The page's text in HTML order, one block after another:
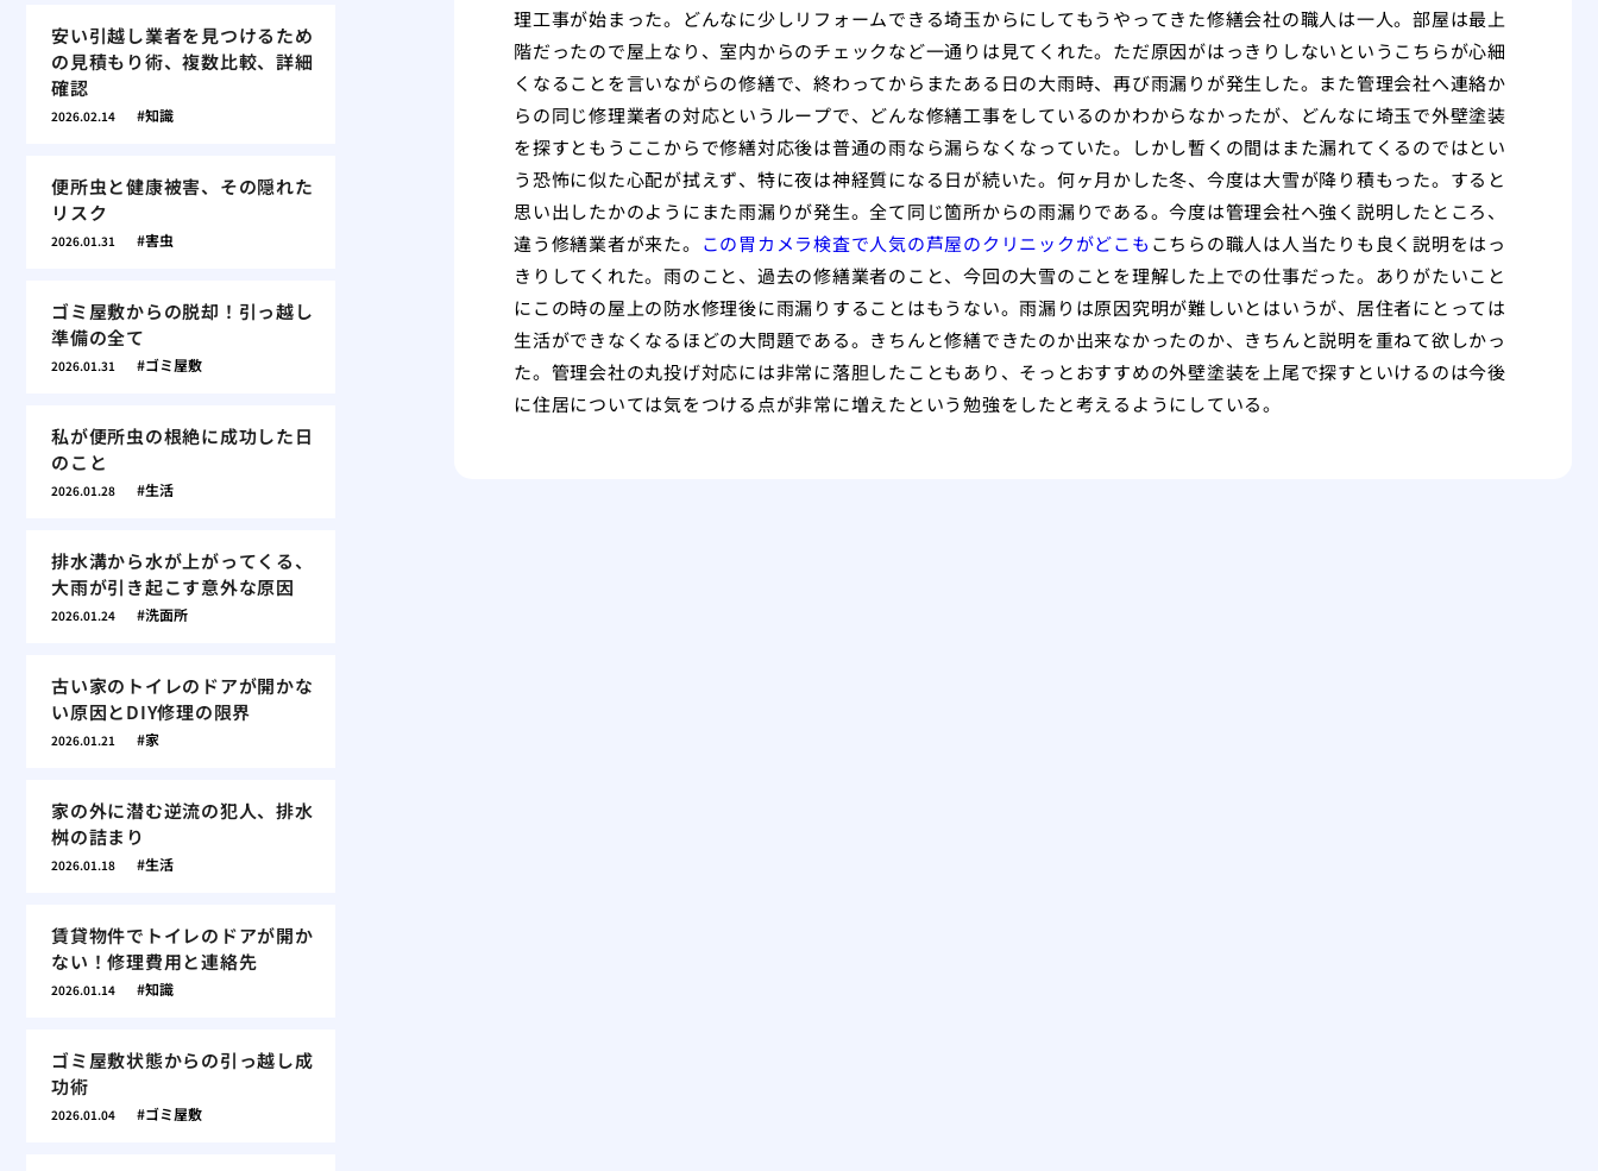
理工事が始まった。どんなに少しリフォームできる埼玉からにしてもうやってきた修繕会社の職人は一人。部屋は最上
階だったので屋上なり、室内からのチェックなど一通りは見てくれた。ただ原因がはっきりしないというこちらが心細
くなることを言いながらの修繕で、終わってからまたある日の大雨時、再び雨漏りが発生した。また管理会社へ連絡か
らの同じ修理業者の対応というループで、どんな修繕工事をしているのかわからなかったが、どんなに埼玉で外壁塗装
を探すともうここからで修繕対応後は普通の雨なら漏らなくなっていた。しかし暫くの間はまた漏れてくるのではとい
う恐怖に似た心配が拭えず、特に夜は神経質になる日が続いた。何ヶ月かした冬、今度は大雪が降り積もった。すると
思い出したかのようにまた雨漏りが発生。全て同じ箇所からの雨漏りである。今度は管理会社へ強く説明したところ、
違う修繕業者が来た。 この胃カメラ検査で人気の芦屋のクリニックがどこも こちらの職人は人当たりも良く説明をはっ
きりしてくれた。雨のこと、過去の修繕業者のこと、今回の大雪のことを理解した上での仕事だった。ありがたいこと
にこの時の屋上の防水修理後に雨漏りすることはもうない。雨漏りは原因究明が難しいとはいうが、居住者にとっては
生活ができなくなるほどの大問題である。きちんと修繕できたのか出来なかったのか、きちんと説明を重ねて欲しかっ
た。管理会社の丸投げ対応には非常に落胆したこともあり、そっとおすすめの外壁塗装を上尾で探すといけるのは今後
に住居については気をつける点が非常に増えたという勉強をしたと考えるようにしている。
安い引越し業者を見つけるため
の見積もり術、複数比較、詳細
確認
2026.02.14 知識
便所虫と健康被害、その隠れた
リスク
2026.01.31 害虫
ゴミ屋敷からの脱却！引っ越し
準備の全て
2026.01.31 ゴミ屋敷
私が便所虫の根絶に成功した日
のこと
2026.01.28 生活
排水溝から水が上がってくる、
大雨が引き起こす意外な原因
2026.01.24 洗面所
古い家のトイレのドアが開かな
い原因とDIY修理の限界
2026.01.21 家
家の外に潜む逆流の犯人、排水
桝の詰まり
2026.01.18 生活
賃貸物件でトイレのドアが開か
ない！修理費用と連絡先
2026.01.14 知識
ゴミ屋敷状態からの引っ越し成
功術
2026.01.04 ゴミ屋敷